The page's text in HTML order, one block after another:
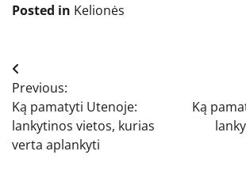
Posted in Kelionės
Navigacija
tarp
įrašų
Previous:
Ką pamatyti Utenoje:
lankytinos vietos, kurias
verta aplankyti
Ką